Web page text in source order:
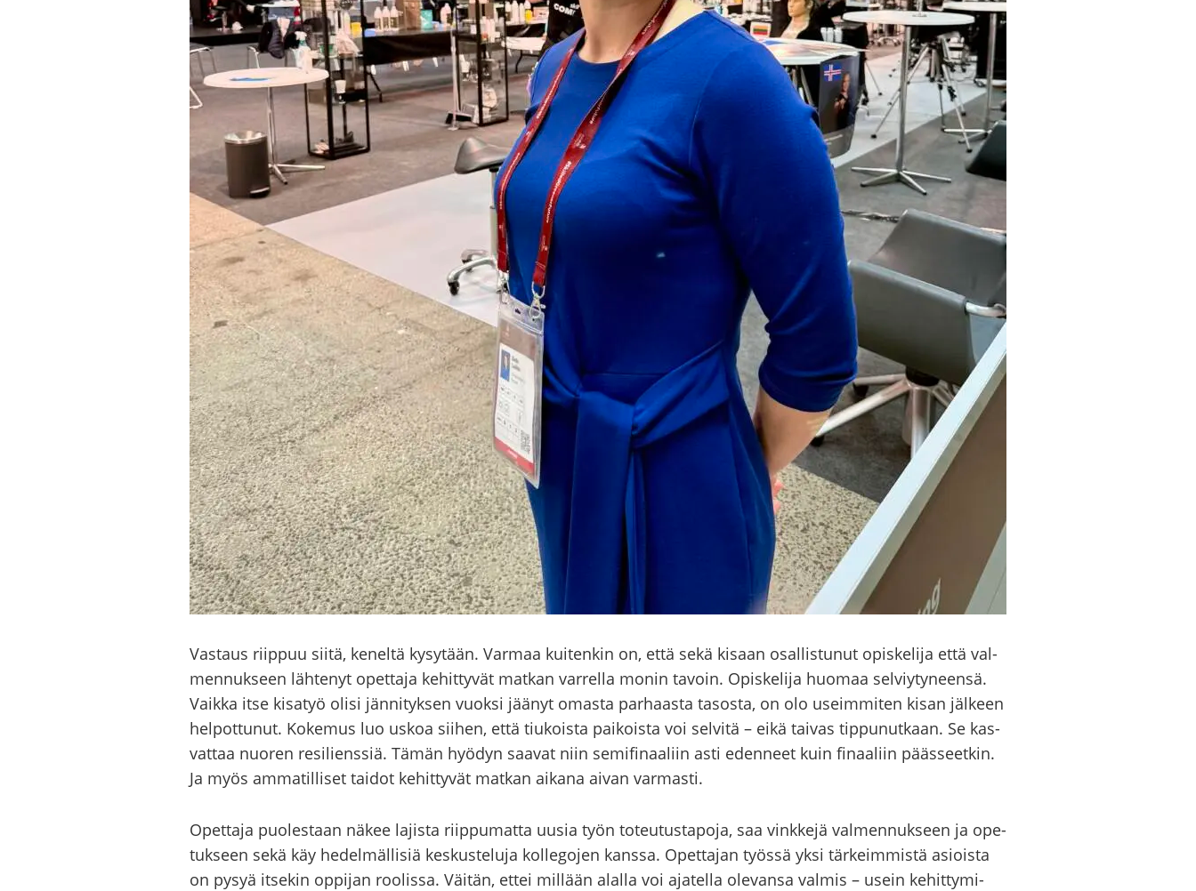
Vas­taus riip­puu siitä, ke­nel­tä ky­sy­tään. Var­maa kui­ten­kin on, että sekä ki­saan osal­lis­tu­nut opis­ke­li­ja että val­
men­nuk­seen läh­te­nyt opet­ta­ja ke­hit­ty­vät mat­kan var­rel­la monin ta­voin. Opis­ke­li­ja huo­maa sel­viy­ty­neen­sä.
Vaik­ka itse ki­sa­työ olisi jän­ni­tyk­sen vuok­si jää­nyt omas­ta par­haas­ta ta­sos­ta, on olo useim­mi­ten kisan jäl­keen
hel­pot­tu­nut. Ko­ke­mus luo uskoa sii­hen, että tiu­kois­ta pai­kois­ta voi sel­vi­tä – eikä tai­vas tip­pu­nut­kaan. Se kas­
vat­taa nuo­ren re­si­liens­siä. Tämän hyö­dyn saa­vat niin se­mi­fi­naa­liin asti eden­neet kuin fi­naa­liin pääs­seet­kin.
Ja myös am­ma­til­li­set tai­dot ke­hit­ty­vät mat­kan ai­ka­na aivan var­mas­ti.
Opet­ta­ja puo­les­taan näkee la­jis­ta riip­pu­mat­ta uusia työn to­teu­tus­ta­po­ja, saa vink­ke­jä val­men­nuk­seen ja ope­
tuk­seen sekä käy he­del­mäl­li­siä kes­kus­te­lu­ja kol­le­go­jen kans­sa. Opet­ta­jan työs­sä yksi tär­keim­mis­tä asiois­ta
on pysyä it­se­kin op­pi­jan roo­lis­sa. Väi­tän, ettei mil­lään alal­la voi aja­tel­la ole­van­sa val­mis – usein ke­hit­ty­mi­